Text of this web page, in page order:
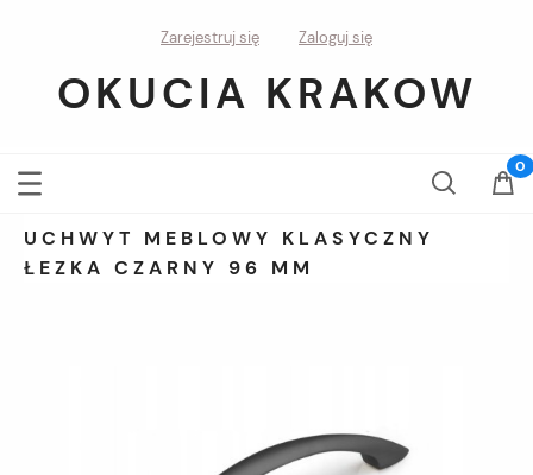
Zarejestruj się Zaloguj się
OKUCIA KRAKOW
UCHWYT MEBLOWY KLASYCZNY
ŁEZKA CZARNY 96 MM